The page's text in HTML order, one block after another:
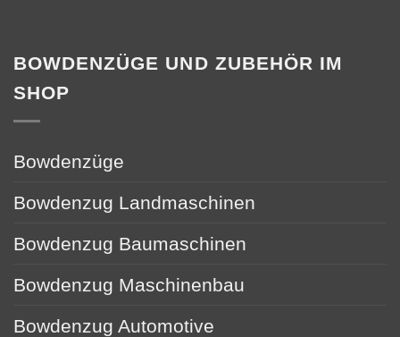
BOWDENZÜGE UND ZUBEHÖR IM
SHOP
Bowdenzüge
Bowdenzug Landmaschinen
Bowdenzug Baumaschinen
Bowdenzug Maschinenbau
Bowdenzug Automotive